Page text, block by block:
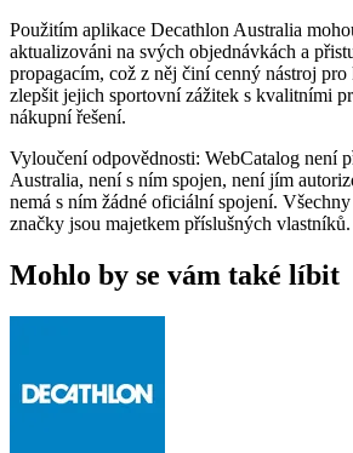
Použitím aplikace Decathlon Australia
aktualizováni na svých objednávkách a
propagacím, což z něj činí cenný nástroj pro
zlepšit jejich sportovní zážitek s kvalitními
nákupní řešení.
Vyloučení odpovědnosti: WebCatalog není
Australia, není s ním spojen, není jím
nemá s ním žádné oficiální spojení.
značky jsou majetkem příslušných vlastníků.
Mohlo by se vám také líbit